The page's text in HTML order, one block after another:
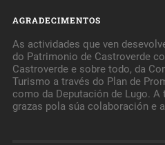
AGRADECIMENTOS
As actividades que ven
do Patrimonio de Castroverde
Castroverde e sobre todo, da
Turismo a través do Plan de
como da Deputación de Lugo.
grazas pola súa colaboración e